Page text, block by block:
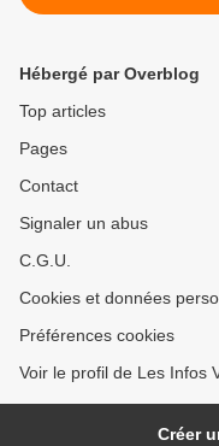
et Non Stop People
Hébergé par Overblog
Top articles
Pages
Contact
Signaler un abus
C.G.U.
Cookies et données
Préférences cookies
Voir le profil de Les Infos
Créer